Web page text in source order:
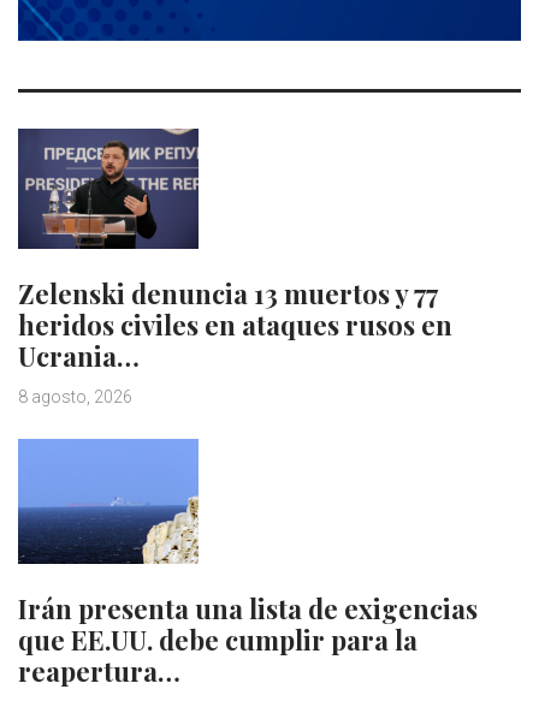
Zelenski denuncia 13 muertos y 77
heridos civiles en ataques rusos en
Ucrania…
8 agosto, 2026
Irán presenta una lista de exigencias
que EE.UU. debe cumplir para la
reapertura…